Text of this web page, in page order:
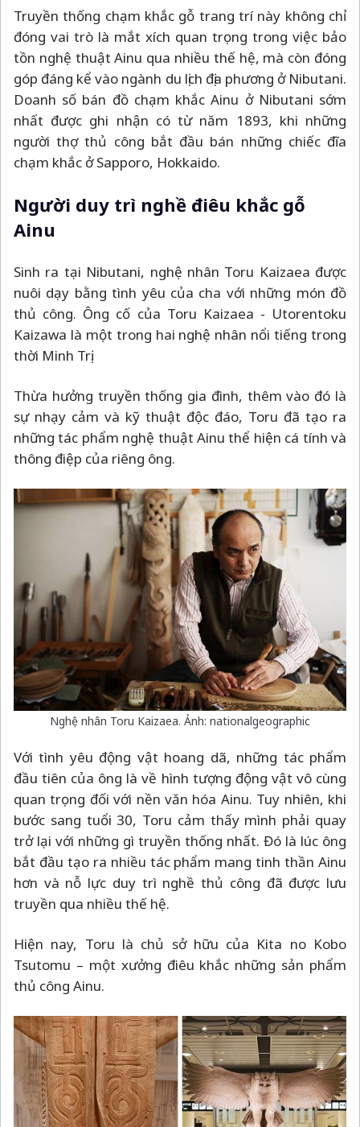
Truyền thống chạm khắc gỗ trang trí này không chỉ
đóng vai trò là mắt xích quan trọng trong việc bảo
tồn nghệ thuật Ainu qua nhiều thế hệ, mà còn đóng
góp đáng kể vào ngành du lịch địa phương ở Nibutani.
Doanh số bán đồ chạm khắc Ainu ở Nibutani sớm
nhất được ghi nhận có từ năm 1893, khi những
người thợ thủ công bắt đầu bán những chiếc đĩa
chạm khắc ở Sapporo, Hokkaido.
Người duy trì nghề điêu khắc gỗ
Ainu
Sinh ra tại Nibutani, nghệ nhân Toru Kaizaea được
nuôi dạy bằng tình yêu của cha với những món đồ
thủ công. Ông cố của Toru Kaizaea - Utorentoku
Kaizawa là một trong hai nghệ nhân nổi tiếng trong
thời Minh Trị.
Thừa hưởng truyền thống gia đình, thêm vào đó là
sự nhạy cảm và kỹ thuật độc đáo, Toru đã tạo ra
những tác phẩm nghệ thuật Ainu thể hiện cá tính và
thông điệp của riêng ông.
Nghệ nhân Toru Kaizaea. Ảnh: nationalgeographic
Với tình yêu động vật hoang dã, những tác phẩm
đầu tiên của ông là về hình tượng động vật vô cùng
quan trọng đối với nền văn hóa Ainu. Tuy nhiên, khi
bước sang tuổi 30, Toru cảm thấy mình phải quay
trở lại với những gì truyền thống nhất. Đó là lúc ông
bắt đầu tạo ra nhiều tác phẩm mang tinh thần Ainu
hơn và nỗ lực duy trì nghề thủ công đã được lưu
truyền qua nhiều thế hệ.
Hiện nay, Toru là chủ sở hữu của Kita no Kobo
Tsutomu – một xưởng điêu khắc những sản phẩm
thủ công Ainu.